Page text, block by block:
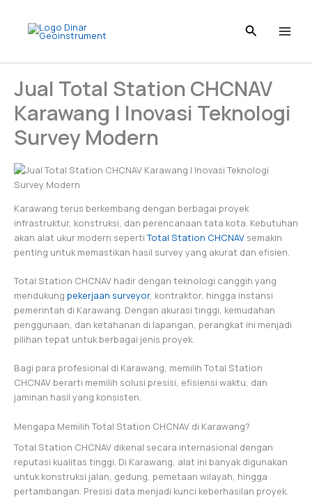
content
Jual Total Station CHCNAV
Karawang | Inovasi Teknologi
Survey Modern
Karawang terus berkembang dengan berbagai proyek
infrastruktur, konstruksi, dan perencanaan tata kota. Kebutuhan
akan alat ukur modern sepertiTotal Station CHCNAV semakin
penting untuk memastikan hasil survey yang akurat dan efisien.
Total Station CHCNAV hadir dengan teknologi canggih yang
mendukung pekerjaan surveyor, kontraktor, hingga instansi
pemerintah di Karawang. Dengan akurasi tinggi, kemudahan
penggunaan, dan ketahanan di lapangan, perangkat ini menjadi
pilihan tepat untuk berbagai jenis proyek.
Bagi para profesional di Karawang, memilih Total Station
CHCNAV berarti memilih solusi presisi, efisiensi waktu, dan
jaminan hasil yang konsisten.
Mengapa Memilih Total Station CHCNAV di Karawang?
Total Station CHCNAV dikenal secara internasional dengan
reputasi kualitas tinggi. Di Karawang, alat ini banyak digunakan
untuk konstruksi jalan, gedung, pemetaan wilayah, hingga
pertambangan. Presisi data menjadi kunci keberhasilan proyek.